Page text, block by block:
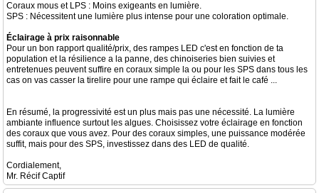
Coraux mous et LPS : Moins exigeants en lumière.
SPS : Nécessitent une lumière plus intense pour une coloration optimale.
Éclairage à prix raisonnable
Pour un bon rapport qualité/prix, des rampes LED c'est en fonction de ta
population et la résilience a la panne, des chinoiseries bien suivies et
entretenues peuvent suffire en coraux simple la ou pour les SPS dans tous les
cas on vas casser la tirelire pour une rampe qui éclaire et fait le café ...
En résumé, la progressivité est un plus mais pas une nécessité. La lumière
ambiante influence surtout les algues. Choisissez votre éclairage en fonction
des coraux que vous avez. Pour des coraux simples, une puissance modérée
suffit, mais pour des SPS, investissez dans des LED de qualité.
Cordialement,
Mr. Récif Captif